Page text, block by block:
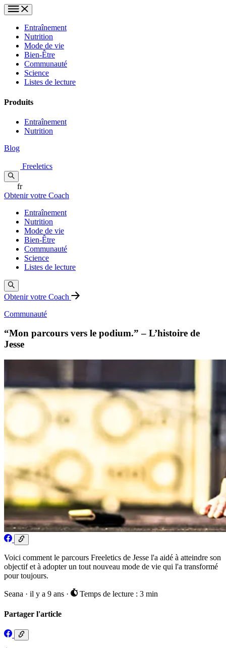
Entraînement
Nutrition
Mode de vie
Bien-Être
Communauté
Science
Listes de lecture
Produits
Entraînement
Nutrition
Blog
Freeletics
fr
Obtenir votre Coach
Entraînement
Nutrition
Mode de vie
Bien-Être
Communauté
Science
Listes de lecture
Obtenir votre Coach
Communauté
“Mon parcours vers le podium.” – L’histoire de
Jesse
Voici comment le parcours Freeletics de Jesse l'a aidé à atteindre son
objectif et à adopter un tout nouveau mode de vie qui l'a transformé
pour toujours.
Seana · il y a 9 ans · Temps de lecture : 3 min
Partager l'article